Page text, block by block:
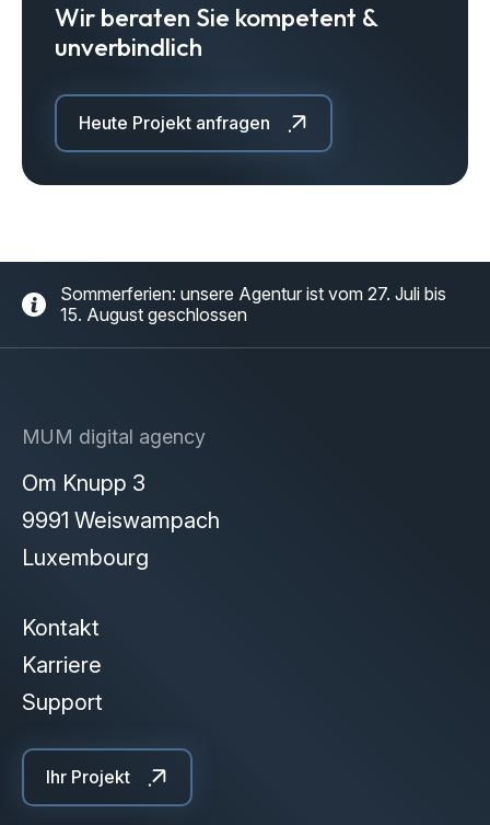
Wir beraten Sie kompetent &
unverbindlich
Heute Projekt anfragen
Sommerferien: unsere Agentur ist vom 27. Juli bis
15. August geschlossen
MUM digital agency
Om Knupp 3
9991 Weiswampach
Luxembourg
Kontakt
Karriere
Support
Ihr Projekt